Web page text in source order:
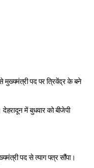
से मुख्यमंत्री पद पर त्रिवेंद्र के बने
में बुधवार को बीजेपी
पद से त्याग पत्र सौंपा।